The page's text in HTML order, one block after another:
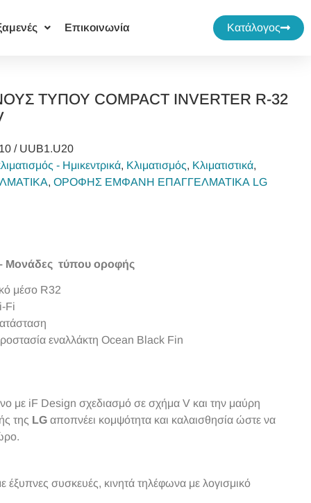
Επικοινωνία Κατάλογος
ΤΥΠΟΥ COMPACT INVERTER R-32
/ UUB1.U20
- Ημικεντρικά, Κλιματισμός, Κλιματιστικά,
, ΟΡΟΦΗΣ ΕΜΦΑΝΗ ΕΠΑΓΓΕΛΜΑΤΙΚΑ LG
Μονάδες τύπου οροφής
μέσο R32
Fi
εναλλάκτη Οcean Black Fin
με iF Design σχεδιασμό σε σχήμα V και την μαύρη
της LG αποπνέει κομψότητα και καλαισθησία ώστε να
έξυπνες συσκευές, κινητά τηλέφωνα με λογισμικό